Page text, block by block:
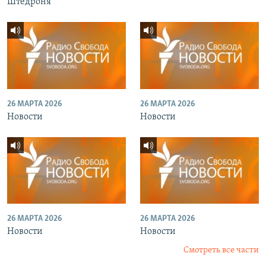
Штедроня
26 МАРТА 2026
Новости
26 МАРТА 2026
Новости
26 МАРТА 2026
Новости
26 МАРТА 2026
Новости
Смотреть все части